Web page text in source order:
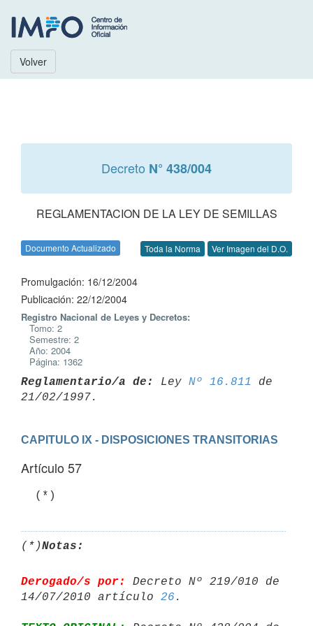
Volver
Decreto N° 438/004
REGLAMENTACION DE LA LEY DE SEMILLAS
Documento Actualizado Toda la Norma Ver Imagen del D.O.
Promulgación: 16/12/2004
Publicación: 22/12/2004
Registro Nacional de Leyes y Decretos:
Tomo: 2
Semestre: 2
Año: 2004
Página: 1362
Reglamentario/a de: Ley Nº 16.811
de
CAPITULO IX - DISPOSICIONES TRANSITORIAS
Artículo 57
  (*)
(*)Notas:
Derogado/s por:
Decreto Nº 219/010 de
14/07/2010 artículo 26